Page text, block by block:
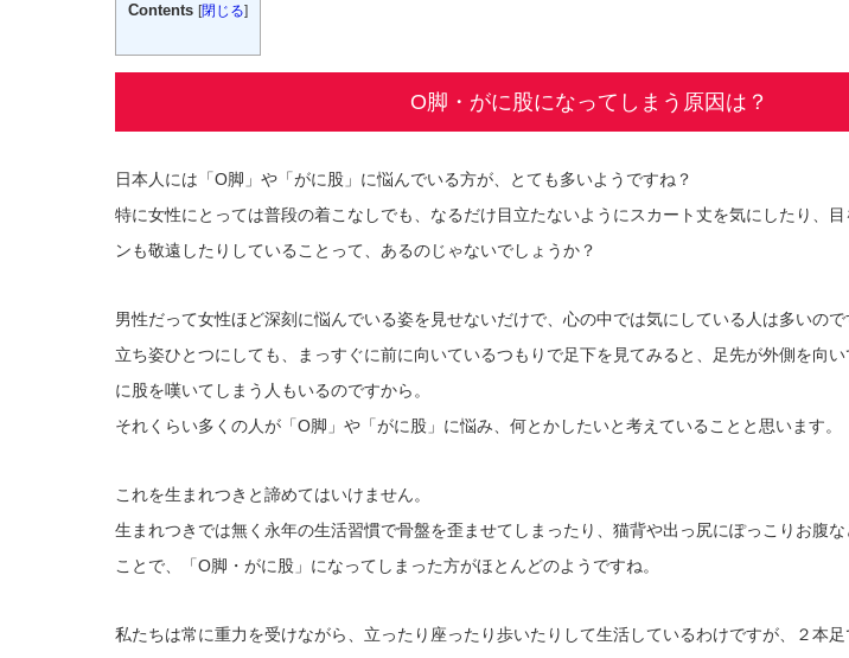
Contents [閉じる]
O脚・がに股になってしまう原因は？
日本人には「O脚」や「がに股」に悩んでいる方が、とても多いようですね？
特に女性にとっては普段の着こなしでも、なるだけ目立たないようにスカート丈を気にしたり、
ンも敬遠したりしていることって、あるのじゃないでしょうか？
男性だって女性ほど深刻に悩んでいる姿を見せないだけで、心の中では気にしている人は多いので
立ち姿ひとつにしても、まっすぐに前に向いているつもりで足下を見てみると、足先が外側を向
に股を嘆いてしまう人もいるのですから。
それくらい多くの人が「O脚」や「がに股」に悩み、何とかしたいと考えていることと思います。
これを生まれつきと諦めてはいけません。
生まれつきでは無く永年の生活習慣で骨盤を歪ませてしまったり、猫背や出っ尻にぽっこりお腹
ことで、「O脚・がに股」になってしまった方がほとんどのようですね。
私たちは常に重力を受けながら、立ったり座ったり歩いたりして生活しているわけですが、２本